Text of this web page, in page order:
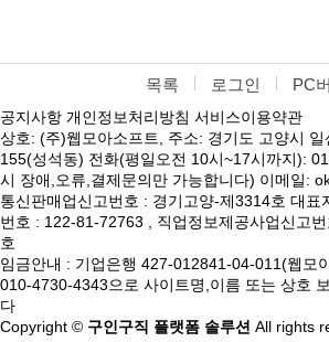
목록 로그인 PC
공지사항 개인정보처리방침 서비스이용약관
상호: (주)웹모아소프트, 주소: 경기도 고양시
155(성석동) 전화(평일오전 10시~17시까지):
시 장애,오류,결제문의만 가능합니다) 이메일:
통신판매업신고번호 : 경기고양-제3314호 대표
번호 : 122-81-72763 , 직업정보제공사업신고
호
임금안내 : 기업은행 427-012841-04-011(웹모
010-4730-4343으로 사이트명,이름 또는 상호
다
Copyright © 구인구직 플랫폼 솔루션 All rights